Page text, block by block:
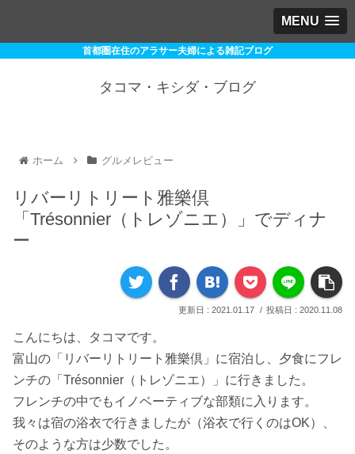
MENU
首都圏在住のアラサー夫婦による雑記ブログ
タコマ・キシダ・ブログ
ホーム グルメレビュー
リバーリトリート雅樂倶
「Trésonnier（トレゾニエ）」でディナ
ー
2021.01.17 2020.11.08
こんにちは、タコマです。
富山の「リバーリトリート雅樂倶」に宿泊し、夕食にフレ
ンチの「Trésonnier（トレゾニエ）」に行きました。
フレンチの中でもイノベーティブな部類に入ります。
我々は宿の浴衣で行きましたが（浴衣で行くのはOK）、
そのような方は少数でした。